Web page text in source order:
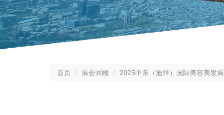
首页 展会回顾 2025中东（迪拜）国际美容美发展